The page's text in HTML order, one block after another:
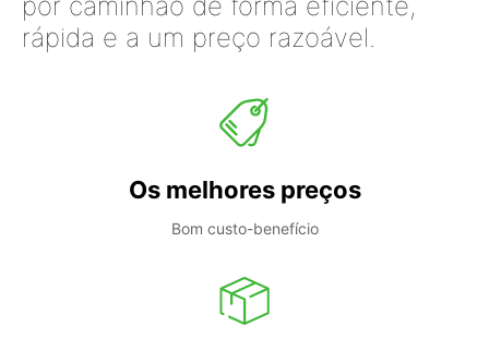
rápida e a um preço razoável.
Os melhores preços
Bom custo-benefício